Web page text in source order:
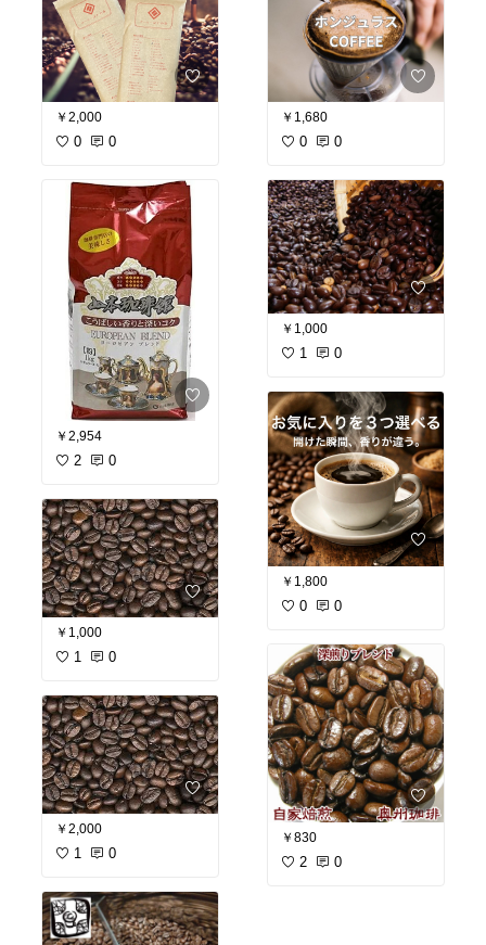
￥2,000
0 0
￥2,954
2 0
￥1,000
1 0
￥2,000
1 0
￥1,680
0 0
￥1,000
1 0
￥1,800
0 0
￥830
2 0